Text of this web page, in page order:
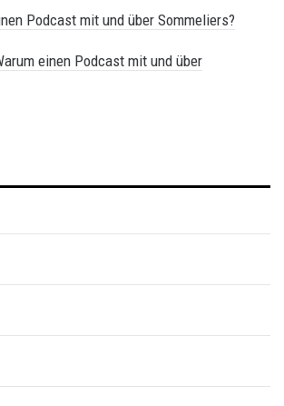
Podcast mit und über Sommeliers?
einen Podcast mit und über